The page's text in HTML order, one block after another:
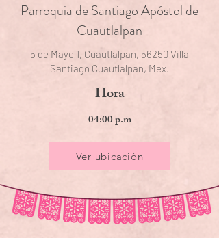
Parroquia de Santiago Apóstol de
Cuautlalpan
5 de Mayo 1, Cuautlalpan, 56250 Villa
Santiago Cuautlalpan, Méx.
Hora
04:00 p.m
Ver ubicación